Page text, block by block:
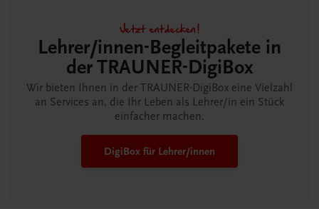
Jetzt entdecken!
Lehrer/innen-Begleitpakete in
der TRAUNER-DigiBox
Wir bieten Ihnen in der TRAUNER-DigiBox eine Vielzahl
an Services an, die Ihr Leben als Lehrer/in ein Stück
einfacher machen.
DigiBox für Lehrer/innen